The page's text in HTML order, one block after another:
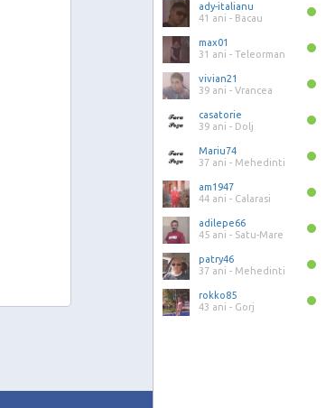
ady-italianu
41 ani - Bacau
max01
31 ani - Teleorman
vivian21
39 ani - Vrancea
casatorie
39 ani - Dolj
Mariu74
37 ani - Mehedinti
am1947
44 ani - Calarasi
adilepe66
45 ani - Satu-Mare
patry46
37 ani - Mehedinti
rokko85
43 ani - Gorj